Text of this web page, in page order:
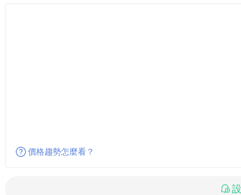
價格趨勢怎麼看？